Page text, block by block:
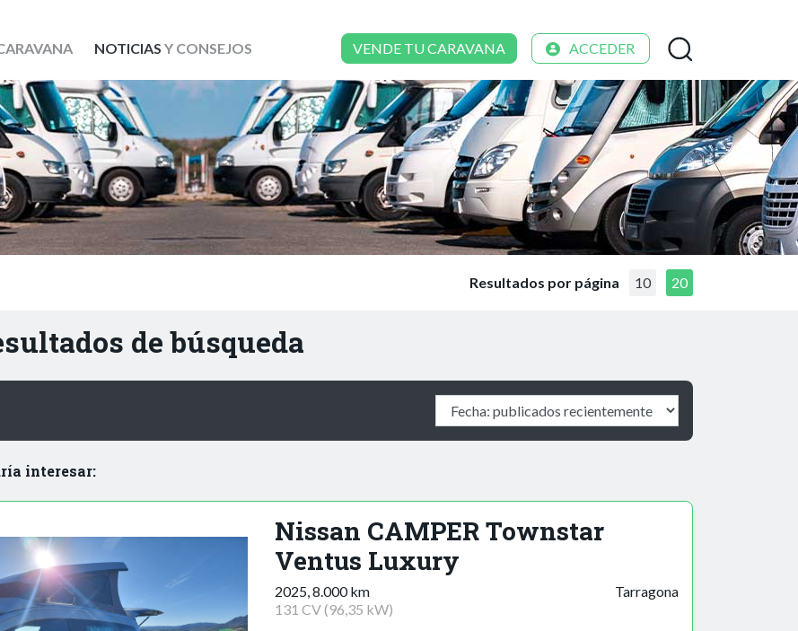
NOTICIAS Y CONSEJOS VENDE TU CARAVANA ACCEDER
Resultados por página 10 20
de búsqueda
interesar:
Nissan CAMPER Townstar
Ventus Luxury
2025, 8.000 km
131 CV (96,35 kW)
Tarragona